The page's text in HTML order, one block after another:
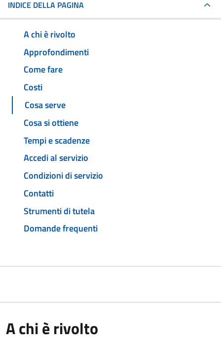
INDICE DELLA PAGINA
A chi è rivolto
Approfondimenti
Come fare
Costi
Cosa serve
Cosa si ottiene
Tempi e scadenze
Accedi al servizio
Condizioni di servizio
Contatti
Strumenti di tutela
Domande frequenti
A chi è rivolto